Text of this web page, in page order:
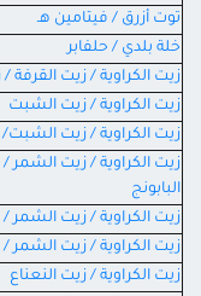
توت أزرق / فيتامين هـ
خلة بلدي / حلفابر
زيت الكراوية / زيت القرفة
زيت الكراوية / زيت الشبت
زيت الكراوية / زيت الشبت/
زيت الكراوية / زيت الشمر /
البابونج
زيت الكراوية / زيت الشمر /
زيت الكراوية / زيت الشمر /
زيت الكراوية / زيت النعناع